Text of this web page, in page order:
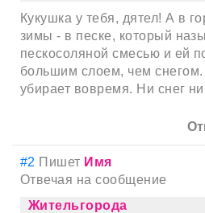
Кукушка у тебя, дятел! А в
зимы - в песке, который
пескосоляной смесью и ей
большим слоем, чем снегом.
убирает вовремя. Ни снег ни
#2 Пишет Имя
Отвечая на сообщение
Жительгорода